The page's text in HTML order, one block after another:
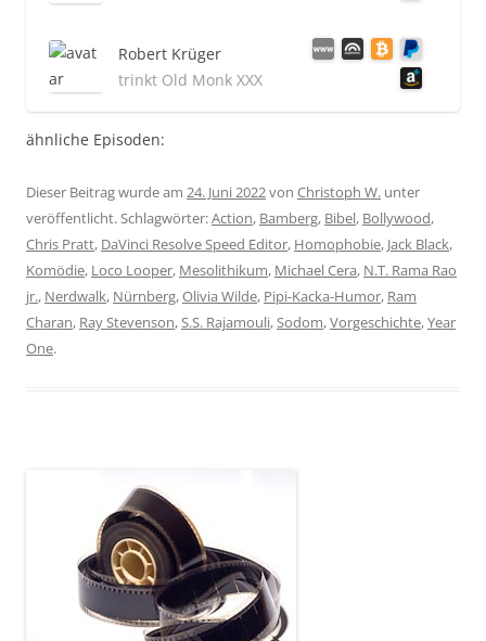
Robert Krüger
trinkt Old Monk XXX
ähnliche Episoden:
Dieser Beitrag wurde am 24. Juni 2022von Christoph W. unter
veröffentlicht. Schlagwörter:Action, Bamberg, Bibel, Bollywood,
Chris Pratt, DaVinci Resolve Speed Editor, Homophobie, Jack Black,
Komödie, Loco Looper, Mesolithikum, Michael Cera, N.T. Rama Rao
jr., Nerdwalk, Nürnberg,Olivia Wilde, Pipi-Kacka-Humor, Ram
Charan, Ray Stevenson,S.S. Rajamouli,Sodom,Vorgeschichte,Year
One.